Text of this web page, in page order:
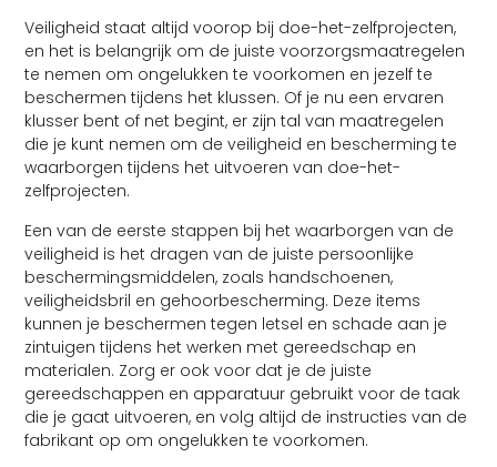
Veiligheid staat altijd voorop bij doe-het-zelfprojecten,
en het is belangrijk om de juiste voorzorgsmaatregelen
te nemen om ongelukken te voorkomen en jezelf te
beschermen tijdens het klussen. Of je nu een ervaren
klusser bent of net begint, er zijn tal van maatregelen
die je kunt nemen om de veiligheid en bescherming te
waarborgen tijdens het uitvoeren van doe-het-
zelfprojecten.
Een van de eerste stappen bij het waarborgen van de
veiligheid is het dragen van de juiste persoonlijke
beschermingsmiddelen, zoals handschoenen,
veiligheidsbril en gehoorbescherming. Deze items
kunnen je beschermen tegen letsel en schade aan je
zintuigen tijdens het werken met gereedschap en
materialen. Zorg er ook voor dat je de juiste
gereedschappen en apparatuur gebruikt voor de taak
die je gaat uitvoeren, en volg altijd de instructies van de
fabrikant op om ongelukken te voorkomen.